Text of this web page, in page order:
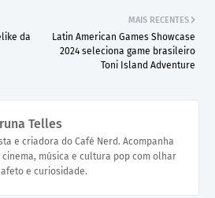
MAIS RECENTES
Latin American Games Showcase
2024 seleciona game brasileiro
Toni Island Adventure
da
Telles
e criadora do Café Nerd. Acompanha
cinema, música e cultura pop com olhar
e curiosidade.